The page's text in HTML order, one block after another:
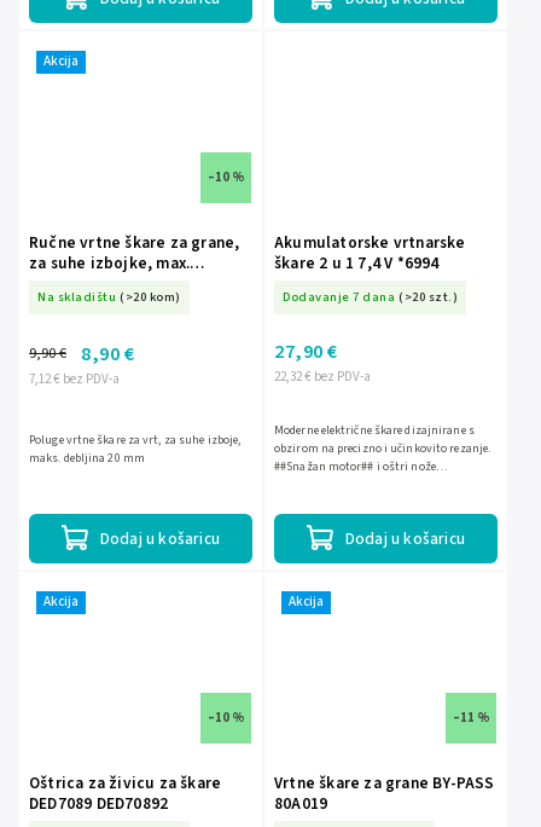
Akcija
–10 %
Ručne vrtne škare za grane,
za suhe izbojke, max.
Na skladištu (>20 kom)
7,12 € bez PDV-a
9,90 € 8,90 €
Dodaj u košaricu
Poluge vrtne škare za vrt, za suhe izboje,
maks. debljina 20 mm
Akumulatorske vrtnarske
škare 2 u 1 7,4 V *6994
Dodavanje 7 dana (>20 szt.)
22,32 € bez PDV-a
27,90 €
Dodaj u košaricu
Moderne električne škare dizajnirane s
obzirom na precizno i učinkovito rezanje.
##Snažan motor## i oštri nože
Akcija
–10 %
Oštrica za živicu za škare
DED7089 DED70892
Akcija
–11 %
Vrtne škare za grane BY-PASS
80A019